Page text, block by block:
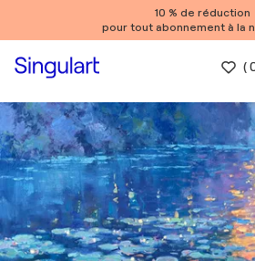
10 % de réduction
pour tout abonnement à la
(